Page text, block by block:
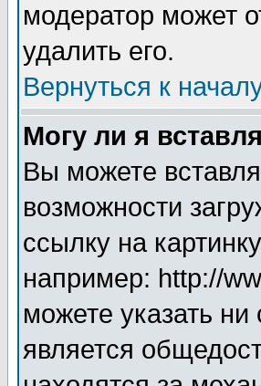
модератор может
удалить его.
Вернуться к
Могу ли я
Вы можете
возможности
ссылку на
например: http://
можете указать
является